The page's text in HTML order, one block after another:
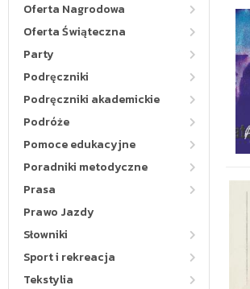
Oferta Nagrodowa
Oferta Świąteczna
Party
Podręczniki
Podręczniki akademickie
Podróże
Pomoce edukacyjne
Poradniki metodyczne
Prasa
Prawo Jazdy
Słowniki
Sport i rekreacja
Tekstylia